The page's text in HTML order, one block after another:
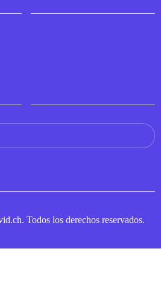
Todos los derechos reservados.